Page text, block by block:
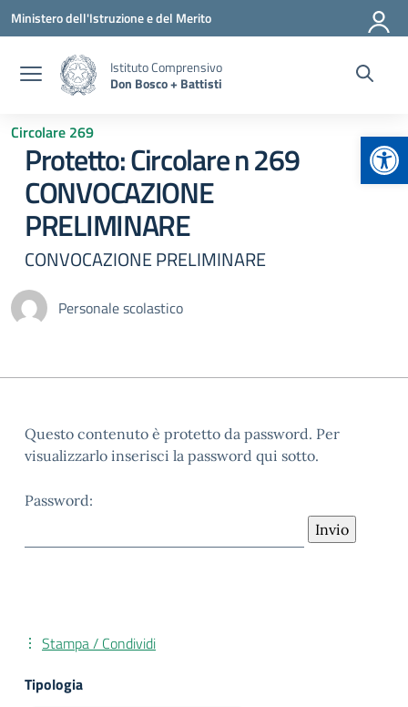
Vai ai contenuti
Vai al menu di navigazione
Vai al footer
Ministero dell'Istruzione e del Merito
Istituto Comprensivo
Don Bosco + Battisti
Circolare 269
Protetto: Circolare n 269
CONVOCAZIONE
PRELIMINARE
CONVOCAZIONE PRELIMINARE
Personale scolastico
Questo contenuto è protetto da password. Per
visualizzarlo inserisci la password qui sotto.
Password:
Stampa / Condividi
Tipologia